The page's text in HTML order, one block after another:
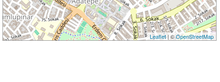
Leaflet| ©OpenStreetMap